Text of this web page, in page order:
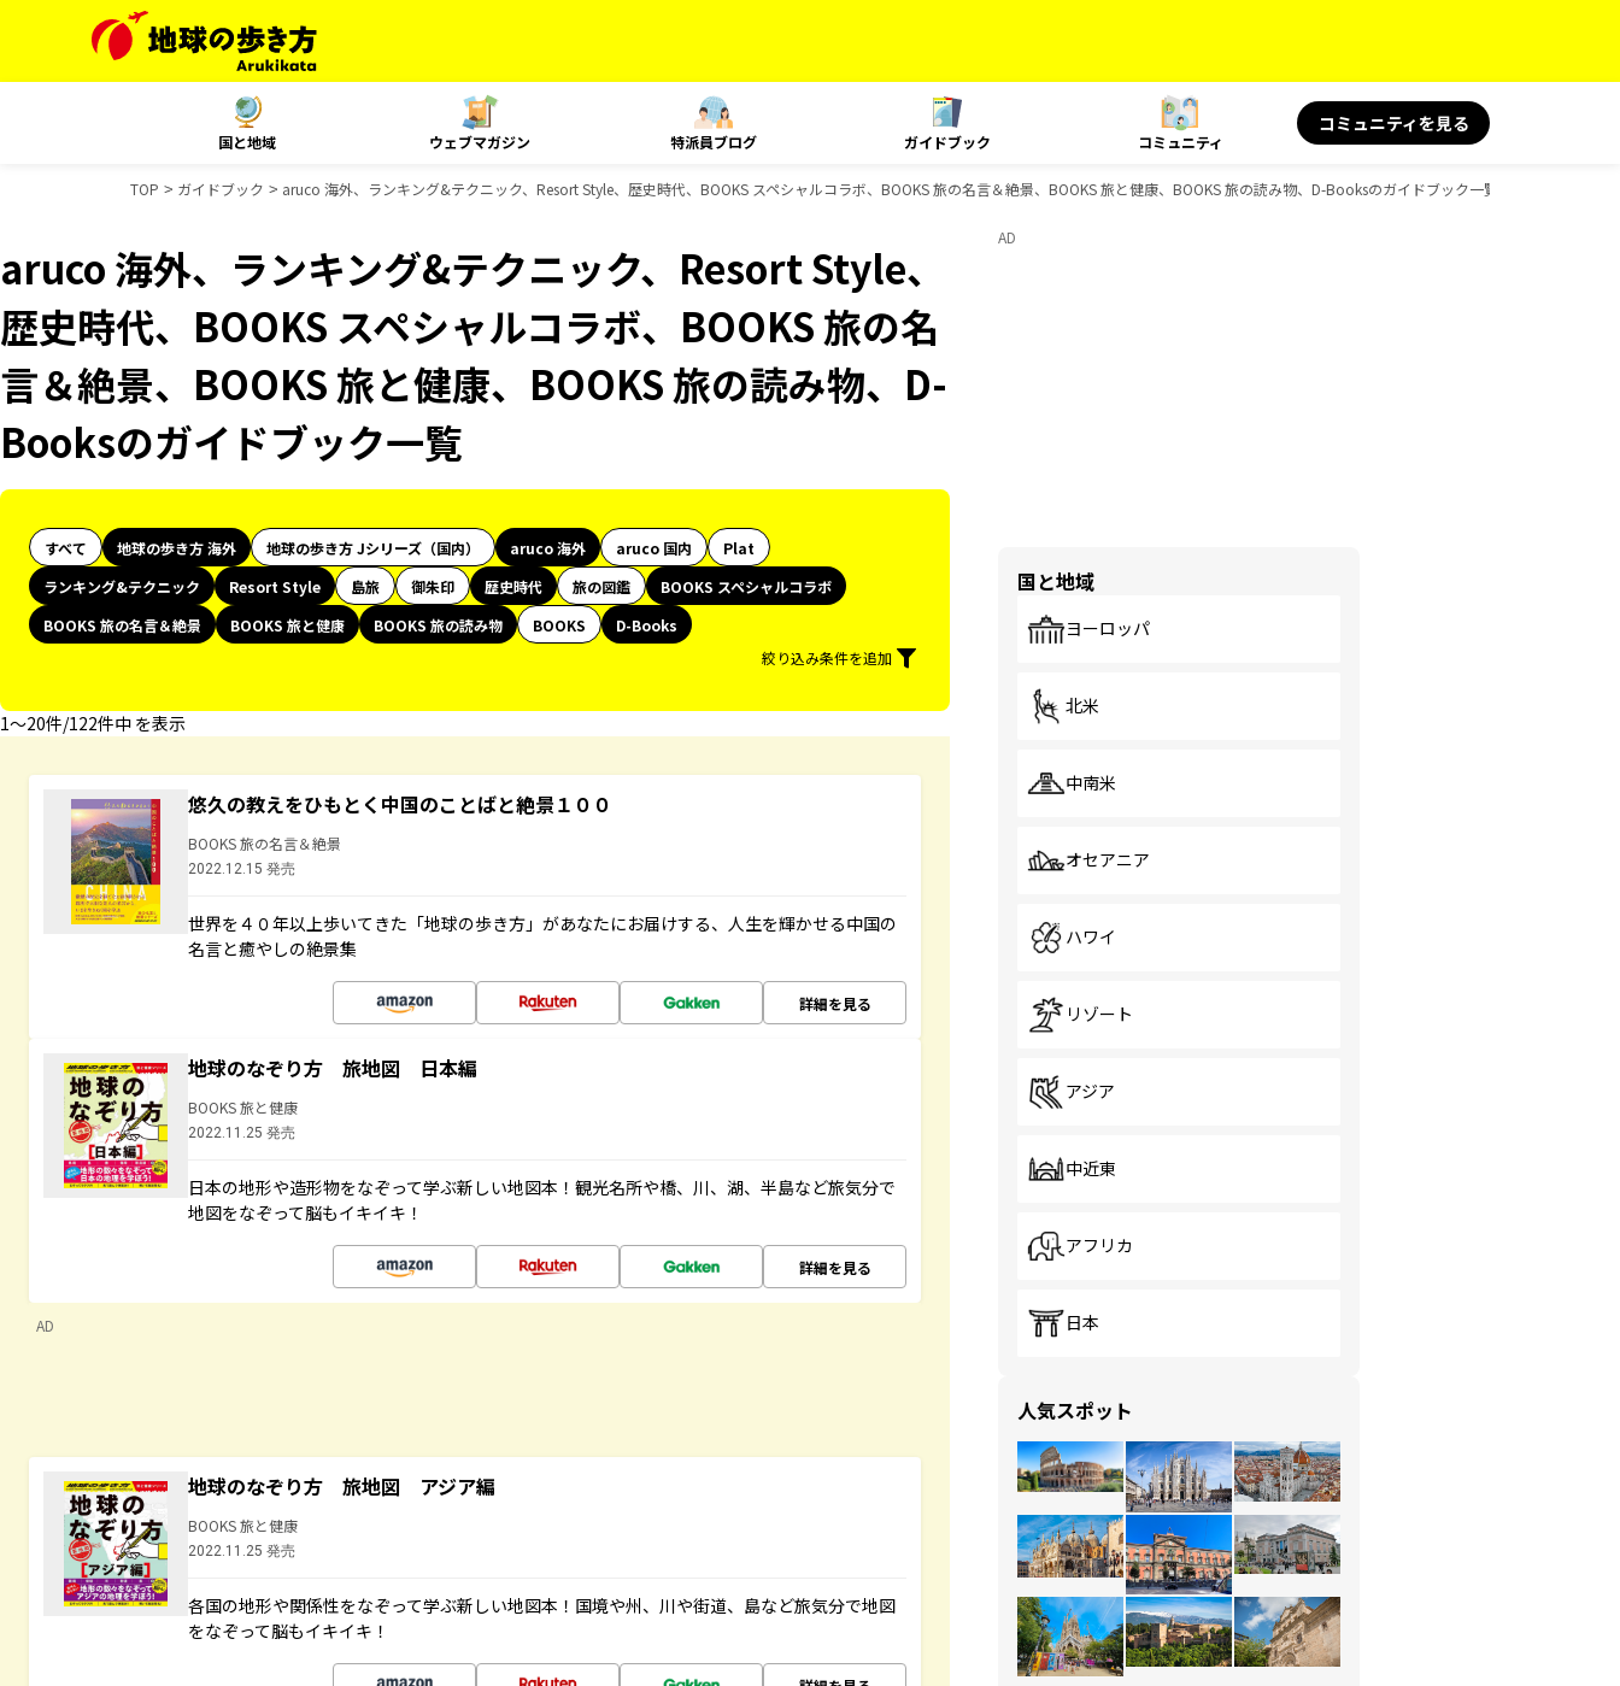
国と地域 ウェブマガジン 特派員ブログ ガイドブック コミュニティ
コミュニティを見る
TOP ガイドブック aruco 海外、ランキング&テクニック、Resort Style、歴史時代、BOOKS スペシャルコラボ、BOOKS 旅の名言＆絶景、BOOKS 旅と健康、BOOKS 旅の読み物、D-Booksのガイドブック一覧
aruco 海外、ランキング&テクニック、Resort Style、
歴史時代、BOOKS スペシャルコラボ、BOOKS 旅の名
言＆絶景、BOOKS 旅と健康、BOOKS 旅の読み物、D-
Booksのガイドブック一覧
すべて 地球の歩き方 海外 地球の歩き方 Jシリーズ（国内） aruco 海外 aruco 国内
Plat
ランキング&テクニック
Resort Style 島旅 御朱印 歴史時代 旅の図鑑
BOOKS スペシャルコラボ
BOOKS 旅の名言＆絶景
BOOKS 旅と健康 BOOKS 旅の読み物 BOOKS
D-Books
絞り込み条件を追加
1〜20件/122件中 を表示
悠久の教えをひもとく中国のことばと絶景１００
BOOKS 旅の名言＆絶景
2022.12.15 発売
世界を４０年以上歩いてきた「地球の歩き方」があなたにお届けする、人生を輝かせる中国の
名言と癒やしの絶景集
詳細を見る
地球のなぞり方 旅地図 日本編
BOOKS 旅と健康
2022.11.25 発売
日本の地形や造形物をなぞって学ぶ新しい地図本！観光名所や橋、川、湖、半島など旅気分で
地図をなぞって脳もイキイキ！
詳細を見る
AD
地球のなぞり方 旅地図 アジア編
BOOKS 旅と健康
2022.11.25 発売
各国の地形や関係性をなぞって学ぶ新しい地図本！国境や州、川や街道、島など旅気分で地図
をなぞって脳もイキイキ！
AD
国と地域
ヨーロッパ
北米
中南米
オセアニア
ハワイ
リゾート
アジア
中近東
アフリカ
日本
人気スポット